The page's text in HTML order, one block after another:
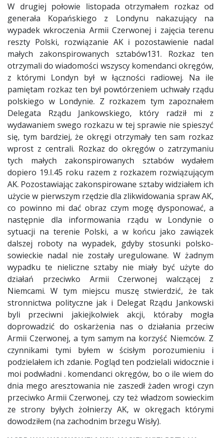
W drugiej połowie listopada otrzymałem rozkaz od
generała Kopańskiego z Londynu nakazujący na
wypadek wkroczenia Armii Czerwonej i zajęcia terenu
reszty Polski, rozwiązanie AK i pozostawienie nadal
małych zakonspirowanych sztabów131. Rozkaz ten
otrzymali do wiadomości wszyscy komendanci okręgów,
z którymi Londyn był w łączności radiowej. Na ile
pamiętam rozkaz ten był powtórzeniem uchwały rządu
polskiego w Londynie. Z rozkazem tym zapoznałem
Delegata Rządu Jankowskiego, który radził mi z
wydawaniem swego rozkazu w tej sprawie nie spieszyć
się, tym bardziej, że okręgi otrzymały ten sam rozkaz
wprost z centrali. Rozkaz do okręgów o zatrzymaniu
tych małych zakonspirowanych sztabów wydałem
dopiero 19.I.45 roku razem z rozkazem rozwiązującym
AK. Pozostawiając zakonspirowane sztaby widziałem ich
użycie w pierwszym rzędzie dla zlikwidowania spraw AK,
co powinno mi dać obraz czym mogę dysponować, a
następnie dla informowania rządu w Londynie o
sytuacji na terenie Polski, a w końcu jako zawiązek
dalszej roboty na wypadek, gdyby stosunki polsko-
sowieckie nadal nie zostały uregulowane. W żadnym
wypadku te nieliczne sztaby nie miały być użyte do
działań przeciwko Armii Czerwonej walczącej z
Niemcami. W tym miejscu muszę stwierdzić, że tak
stronnictwa polityczne jak i Delegat Rządu Jankowski
byli przeciwni jakiejkolwiek akcji, któraby mogła
doprowadzić do oskarżenia nas o działania przeciw
Armii Czerwonej, a tym samym na korzyść Niemców. Z
czynnikami tymi byłem w ścisłym porozumieniu i
podzielałem ich zdanie. Pogląd ten podzielali widocznie i
moi podwładni . komendanci okręgów, bo o ile wiem do
dnia mego aresztowania nie zaszedł żaden wrogi czyn
przeciwko Armii Czerwonej, czy też władzom sowieckim
ze strony byłych żołnierzy AK, w okręgach którymi
dowodziłem (na zachodnim brzegu Wisły).